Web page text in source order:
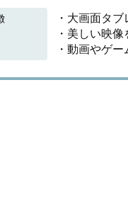
・大画面タ
・美しい映
・動画やゲ